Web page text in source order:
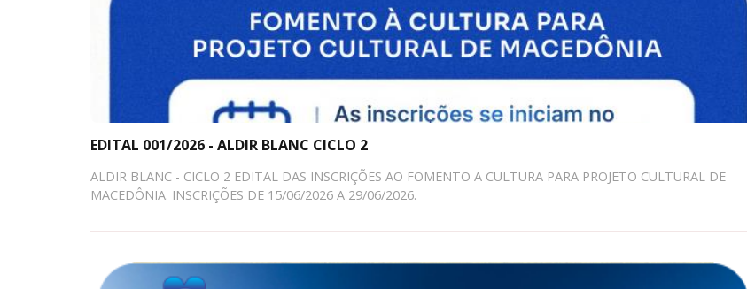
EDITAL 001/2026 - ALDIR BLANC CICLO 2
ALDIR BLANC - CICLO 2 EDITAL DAS INSCRIÇÕES AO FOMENTO A CULTURA PARA PROJETO CULTURAL DE
MACEDÔNIA. INSCRIÇÕES DE 15/06/2026 A 29/06/2026.